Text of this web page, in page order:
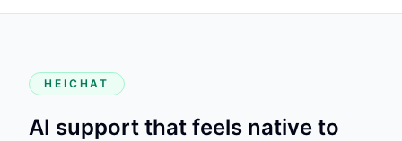
HEICHAT
AI support that feels native to